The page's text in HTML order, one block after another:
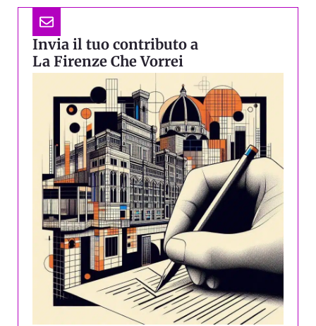
Invia il tuo contributo a
La Firenze Che Vorrei